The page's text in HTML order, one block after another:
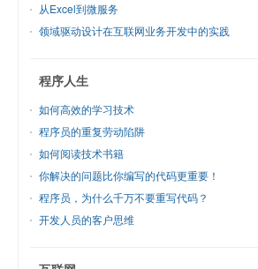
从Excel到微服务
领域驱动设计在互联网业务开发中的实践
程序人生
如何高效的学习技术
程序员的重复劳动陷阱
如何阅读技术书籍
你解决的问题比你编写的代码更重要！
程序员，为什么千万不要重写代码？
开发人员的客户思维